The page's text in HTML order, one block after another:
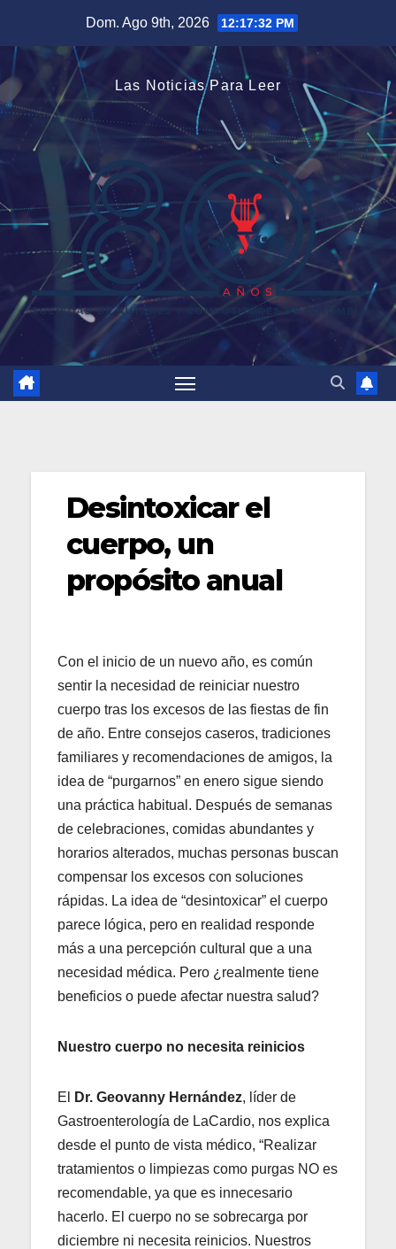
contenido
Dom. Ago 9th, 2026 12:17:32 PM
Las Noticias Para Leer
Desintoxicar el
cuerpo, un
propósito anual
Con el inicio de un nuevo año, es común
sentir la necesidad de reiniciar nuestro
cuerpo tras los excesos de las fiestas de fin
de año. Entre consejos caseros, tradiciones
familiares y recomendaciones de amigos, la
idea de “purgarnos” en enero sigue siendo
una práctica habitual. Después de semanas
de celebraciones, comidas abundantes y
horarios alterados, muchas personas buscan
compensar los excesos con soluciones
rápidas. La idea de “desintoxicar” el cuerpo
parece lógica, pero en realidad responde
más a una percepción cultural que a una
necesidad médica. Pero ¿realmente tiene
beneficios o puede afectar nuestra salud?
Nuestro cuerpo no necesita reinicios
El Dr. Geovanny Hernández, líder de
Gastroenterología de LaCardio, nos explica
desde el punto de vista médico, “Realizar
tratamientos o limpiezas como purgas NO es
recomendable, ya que es innecesario
hacerlo. El cuerpo no se sobrecarga por
diciembre ni necesita reinicios. Nuestros